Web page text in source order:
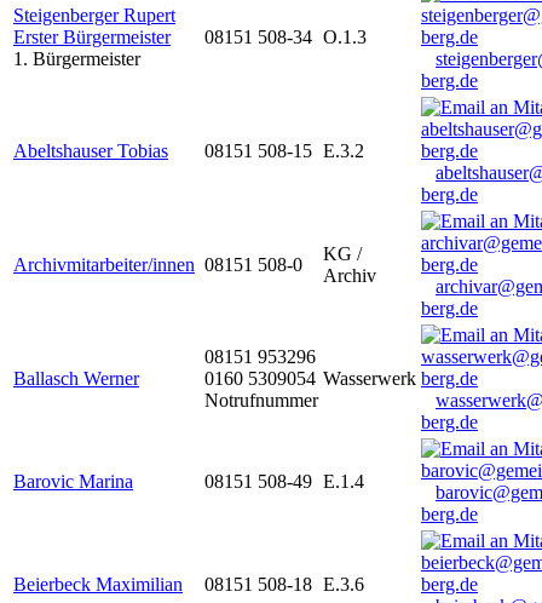
Steigenberger Rupert
Erster Bürgermeister
1. Bürgermeister
08151 508-34 O.1.3
berg.de
Abeltshauser Tobias 08151 508-15 E.3.2
berg.de
Archivmitarbeiter/innen 08151 508-0
KG /
Archiv
berg.de
Ballasch Werner
08151 953296
0160 5309054
Notrufnummer
Wasserwerk
berg.de
Barovic Marina 08151 508-49 E.1.4
berg.de
Beierbeck Maximilian 08151 508-18 E.3.6